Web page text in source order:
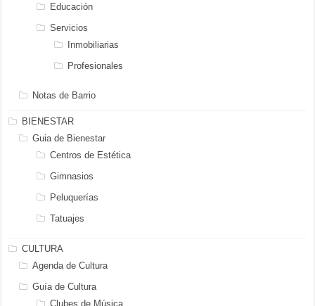
Educación
Servicios
Inmobiliarias
Profesionales
Notas de Barrio
BIENESTAR
Guia de Bienestar
Centros de Estética
Gimnasios
Peluquerías
Tatuajes
CULTURA
Agenda de Cultura
Guía de Cultura
Clubes de Música